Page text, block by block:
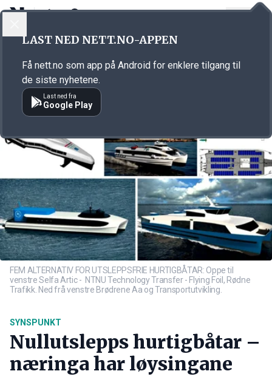
Annonsørinnhold
FEM ALTERNATIV FOR UTSLEPPSFRIE HURTIGBÅTAR: Oppe til
venstre Selfa Artic - NTNU Technology Transfer - Flying Foil, Rødne
Trafikk. Ned frå venstre Brødrene Aa og Transportutvikling.
SYNSPUNKT
Nullutslepps hurtigbåtar –
næringa har løysingane
LAST NED NETT.NO-APPEN
Få nett.no som app på Android for enklere tilgang til
de siste nyhetene.
Last ned fra
Google Play